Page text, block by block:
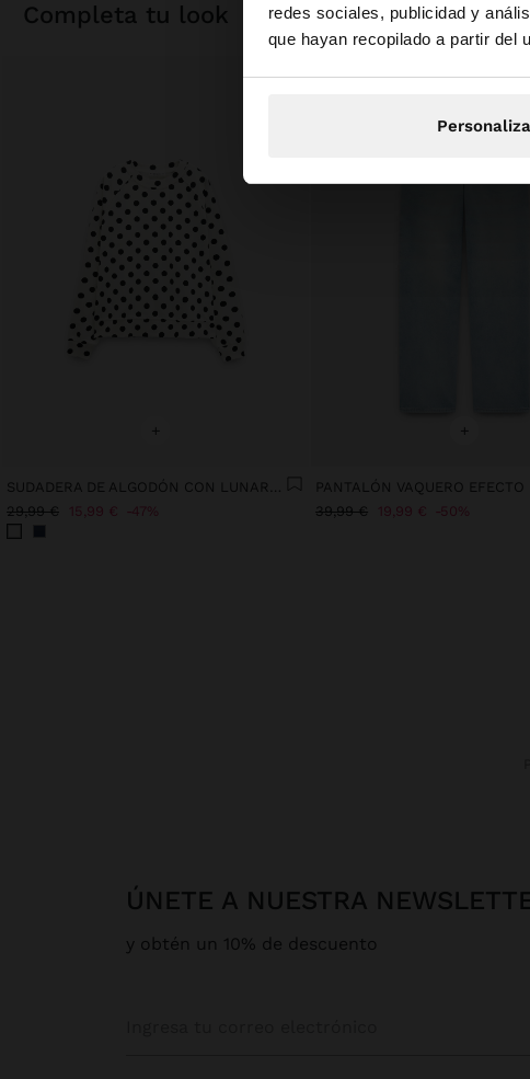
redes sociales, publicidad y
que hayan recopilado a partir del
Estás accediendo a la
completa tu look
+
29,99 € 15,99 € 47%
+
PANTALÓN VAQUERO EFECTO
39,99 € 19,99 € 50%
ÚNETE A NUESTRA
y obtén un 10% de descuento